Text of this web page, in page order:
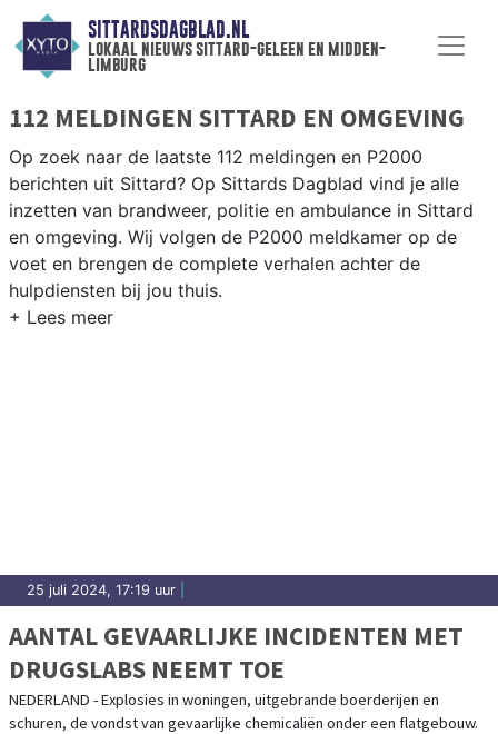
SITTARDSDAGBLAD.NL
lokaal nieuws sittard-geleen en midden-
limburg
112 MELDINGEN SITTARD EN OMGEVING
Op zoek naar de laatste 112 meldingen en P2000
berichten uit Sittard? Op Sittards Dagblad vind je alle
inzetten van brandweer, politie en ambulance in Sittard
en omgeving. Wij volgen de P2000 meldkamer op de
voet en brengen de complete verhalen achter de
hulpdiensten bij jou thuis.
25 juli 2024, 17:19 uur
AANTAL GEVAARLIJKE INCIDENTEN MET
DRUGSLABS NEEMT TOE
NEDERLAND - Explosies in woningen, uitgebrande boerderijen en
schuren, de vondst van gevaarlijke chemicaliën onder een flatgebouw.